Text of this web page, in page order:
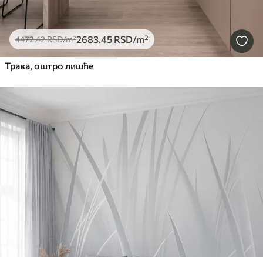
4472.42RSD/m²2683.45 RSD/m²
Трава, оштро лишће